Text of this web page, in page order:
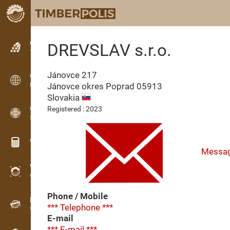
Classifieds
Text classifieds
Classifieds
International classifieds
OPTI-TIMB
Sawing patterns
Wood calculators
WoodProfi
Wood volume with AI
Recorder
Wood inventory in the field
DREVSLAV s.r.o.
Jánovce 217
Jánovce okres Poprad 05913
Slovakia
Registered : 2023
Phone / Mobile
*** Telephone ***
E-mail